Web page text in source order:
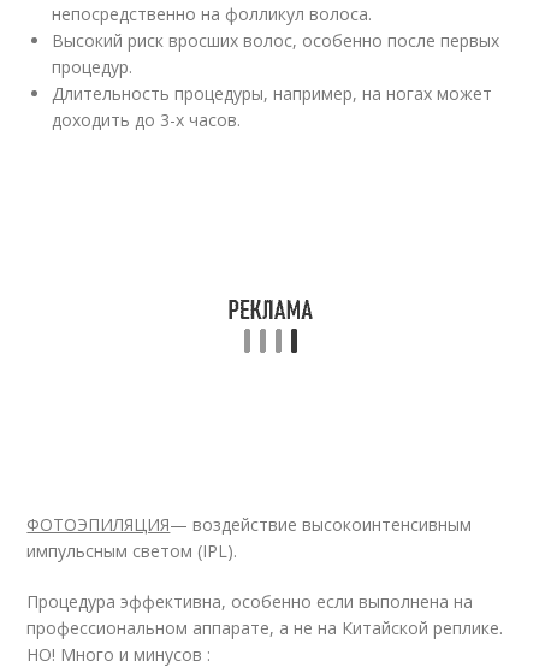
непосредственно на фолликул волоса.
Высокий риск вросших волос, особенно после первых
процедур.
Длительность процедуры, например, на ногах может
доходить до 3-х часов.
ФОТОЭПИЛЯЦИЯ— воздействие высокоинтенсивным
импульсным светом (IPL).
Процедура эффективна, особенно если выполнена на
профессиональном аппарате, а не на Китайской реплике.
НО! Много и минусов :